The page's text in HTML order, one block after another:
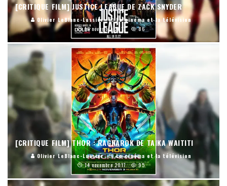
[CRITIQUE FILM] JUSTICE LEAGUE DE ZACK SNYDER
Olivier LeBlanc-Lussier
Le cinéma et la télévision
16 novembre 2017
86
[CRITIQUE FILM] THOR : RAGNAROK DE TAIKA WAITITI
Olivier LeBlanc-Lussier
Le cinéma et la télévision
14 novembre 2017
95